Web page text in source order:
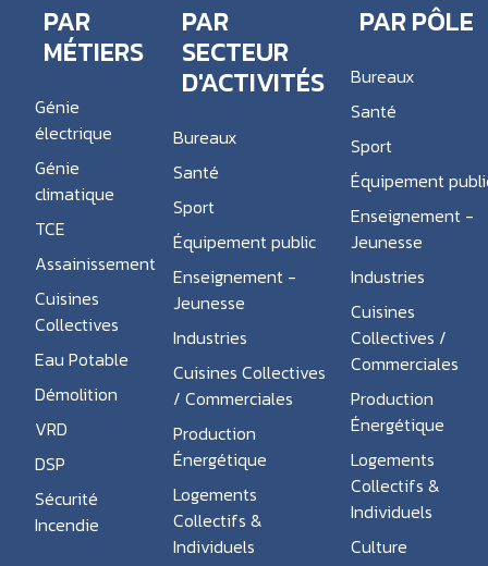
PAR
MÉTIERS
Génie
électrique
Génie
climatique
TCE
Assainissement
Cuisines
Collectives
Eau Potable
Démolition
VRD
DSP
Sécurité
Incendie
PAR
SECTEUR
D'ACTIVITÉS
Bureaux
Santé
Sport
Équipement public
Enseignement -
Jeunesse
Industries
Cuisines Collectives
/ Commerciales
Production
Énergétique
Logements
Collectifs &
Individuels
PAR PÔLE
Bureaux
Santé
Sport
Équipement
Enseignement -
Jeunesse
Industries
Cuisines
Collectives /
Commerciales
Production
Énergétique
Logements
Collectifs &
Individuels
Culture